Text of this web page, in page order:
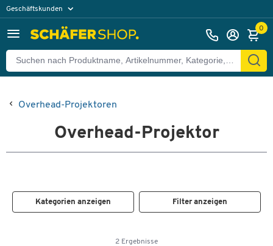
Geschäftskunden
0
Overhead-Projektoren
Overhead-Projektor
Kategorien anzeigen Filter anzeigen
2 Ergebnisse